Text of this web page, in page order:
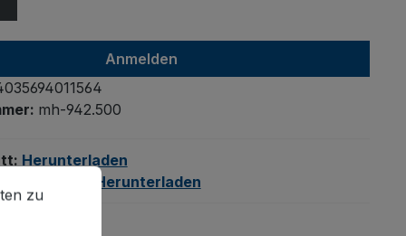
Anmelden
mh-942.500
Herunterladen
Herunterladen
zu können.
Mehr Informationen ...
zu